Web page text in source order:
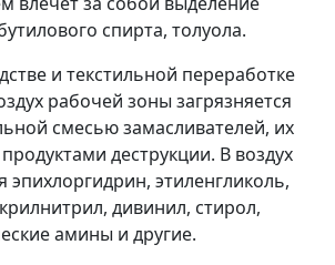
спирта, толуола.
и текстильной переработке
рабочей зоны загрязняется
смесью замасливателей, их
деструкции. В воздух
эпихлоргидрин, этиленгликоль,
дивинил, стирол,
амины и другие.